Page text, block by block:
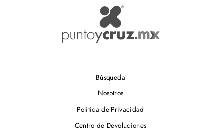
Búsqueda
Nosotros
Política de Privacidad
Centro de Devoluciones